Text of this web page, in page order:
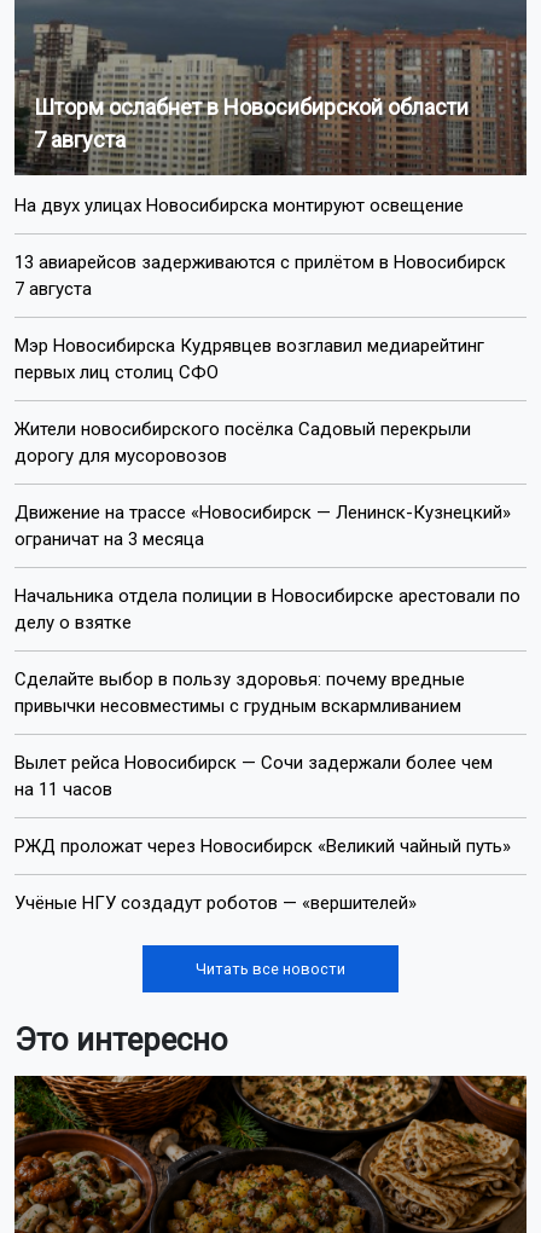
Шторм ослабнет в Новосибирской области
7 августа
На двух улицах Новосибирска монтируют освещение
13 авиарейсов задерживаются с прилётом в Новосибирск
7 августа
Мэр Новосибирска Кудрявцев возглавил медиарейтинг
первых лиц столиц СФО
Жители новосибирского посёлка Садовый перекрыли
дорогу для мусоровозов
Движение на трассе «Новосибирск — Ленинск-Кузнецкий»
ограничат на 3 месяца
Начальника отдела полиции в Новосибирске арестовали по
делу о взятке
Сделайте выбор в пользу здоровья: почему вредные
привычки несовместимы с грудным вскармливанием
Вылет рейса Новосибирск — Сочи задержали более чем
на 11 часов
РЖД проложат через Новосибирск «Великий чайный путь»
Учёные НГУ создадут роботов — «вершителей»
Читать все новости
Это интересно